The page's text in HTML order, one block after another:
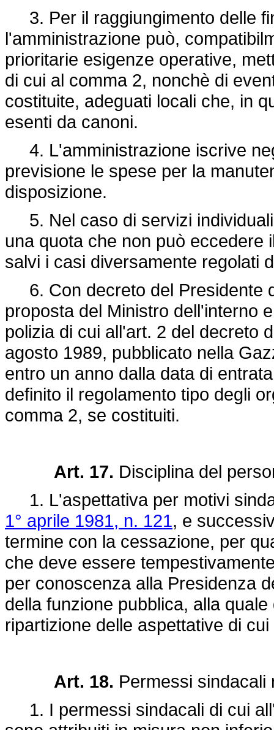
3. Per il raggiungimento delle
l'amministrazione può,
prioritarie esigenze operative,
di cui al comma 2, nonchè di
costituite, adeguati locali che, in
esenti da canoni.
4. L'amministrazione iscrive
previsione le spese per la
disposizione.
5. Nel caso di servizi
una quota che non può eccedere
salvi i casi diversamente regolati
6. Con decreto del Presidente
proposta del Ministro dell'interno
polizia di cui all'art. 2 del decreto
agosto 1989, pubblicato nella
entro un anno dalla data di
definito il regolamento tipo degli
comma 2, se costituiti.
Art. 17. Disciplina del
1. L'aspettativa per motivi
1° aprile 1981, n. 121, e
termine con la cessazione, per
che deve essere
per conoscenza alla Presidenza
della funzione pubblica, alla
ripartizione delle aspettative di
Art. 18. Permessi
1. I permessi sindacali di cui